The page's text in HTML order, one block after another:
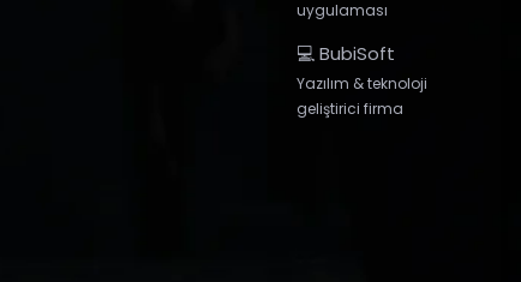
uygulaması
💻 BubiSoft
Yazılım & teknoloji
geliştirici firma